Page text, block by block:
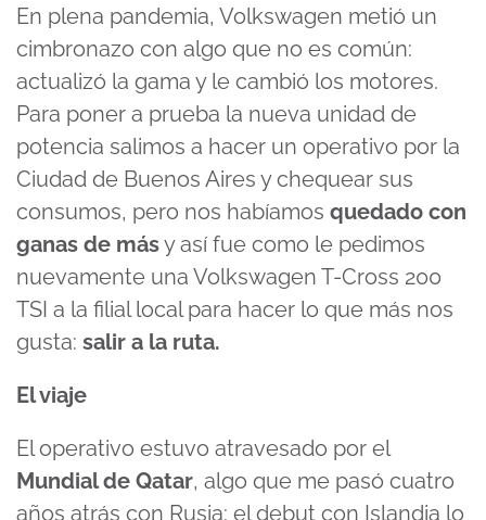
En plena pandemia, Volkswagen metió un
cimbronazo con algo que no es común:
actualizó la gama y le cambió los motores.
Para poner a prueba la nueva unidad de
potencia salimos a hacer un operativo por la
Ciudad de Buenos Aires y chequear sus
consumos, pero nos habíamos quedado con
ganas de másy así fue como le pedimos
nuevamente una Volkswagen T-Cross 200
TSI a la filial local para hacer lo que más nos
gusta: salir a la ruta.
El viaje
El operativo estuvo atravesado por el
Mundial de Qatar, algo que me pasó cuatro
años atrás con Rusia: el debut con Islandia lo